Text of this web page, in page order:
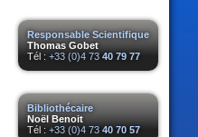
Responsable Scientifique
Thomas Gobet
Tél : +33 (0)4 73 40 79 77
Bibliothécaire
Noël Benoit
Tél : +33 (0)4 73 40 70 57